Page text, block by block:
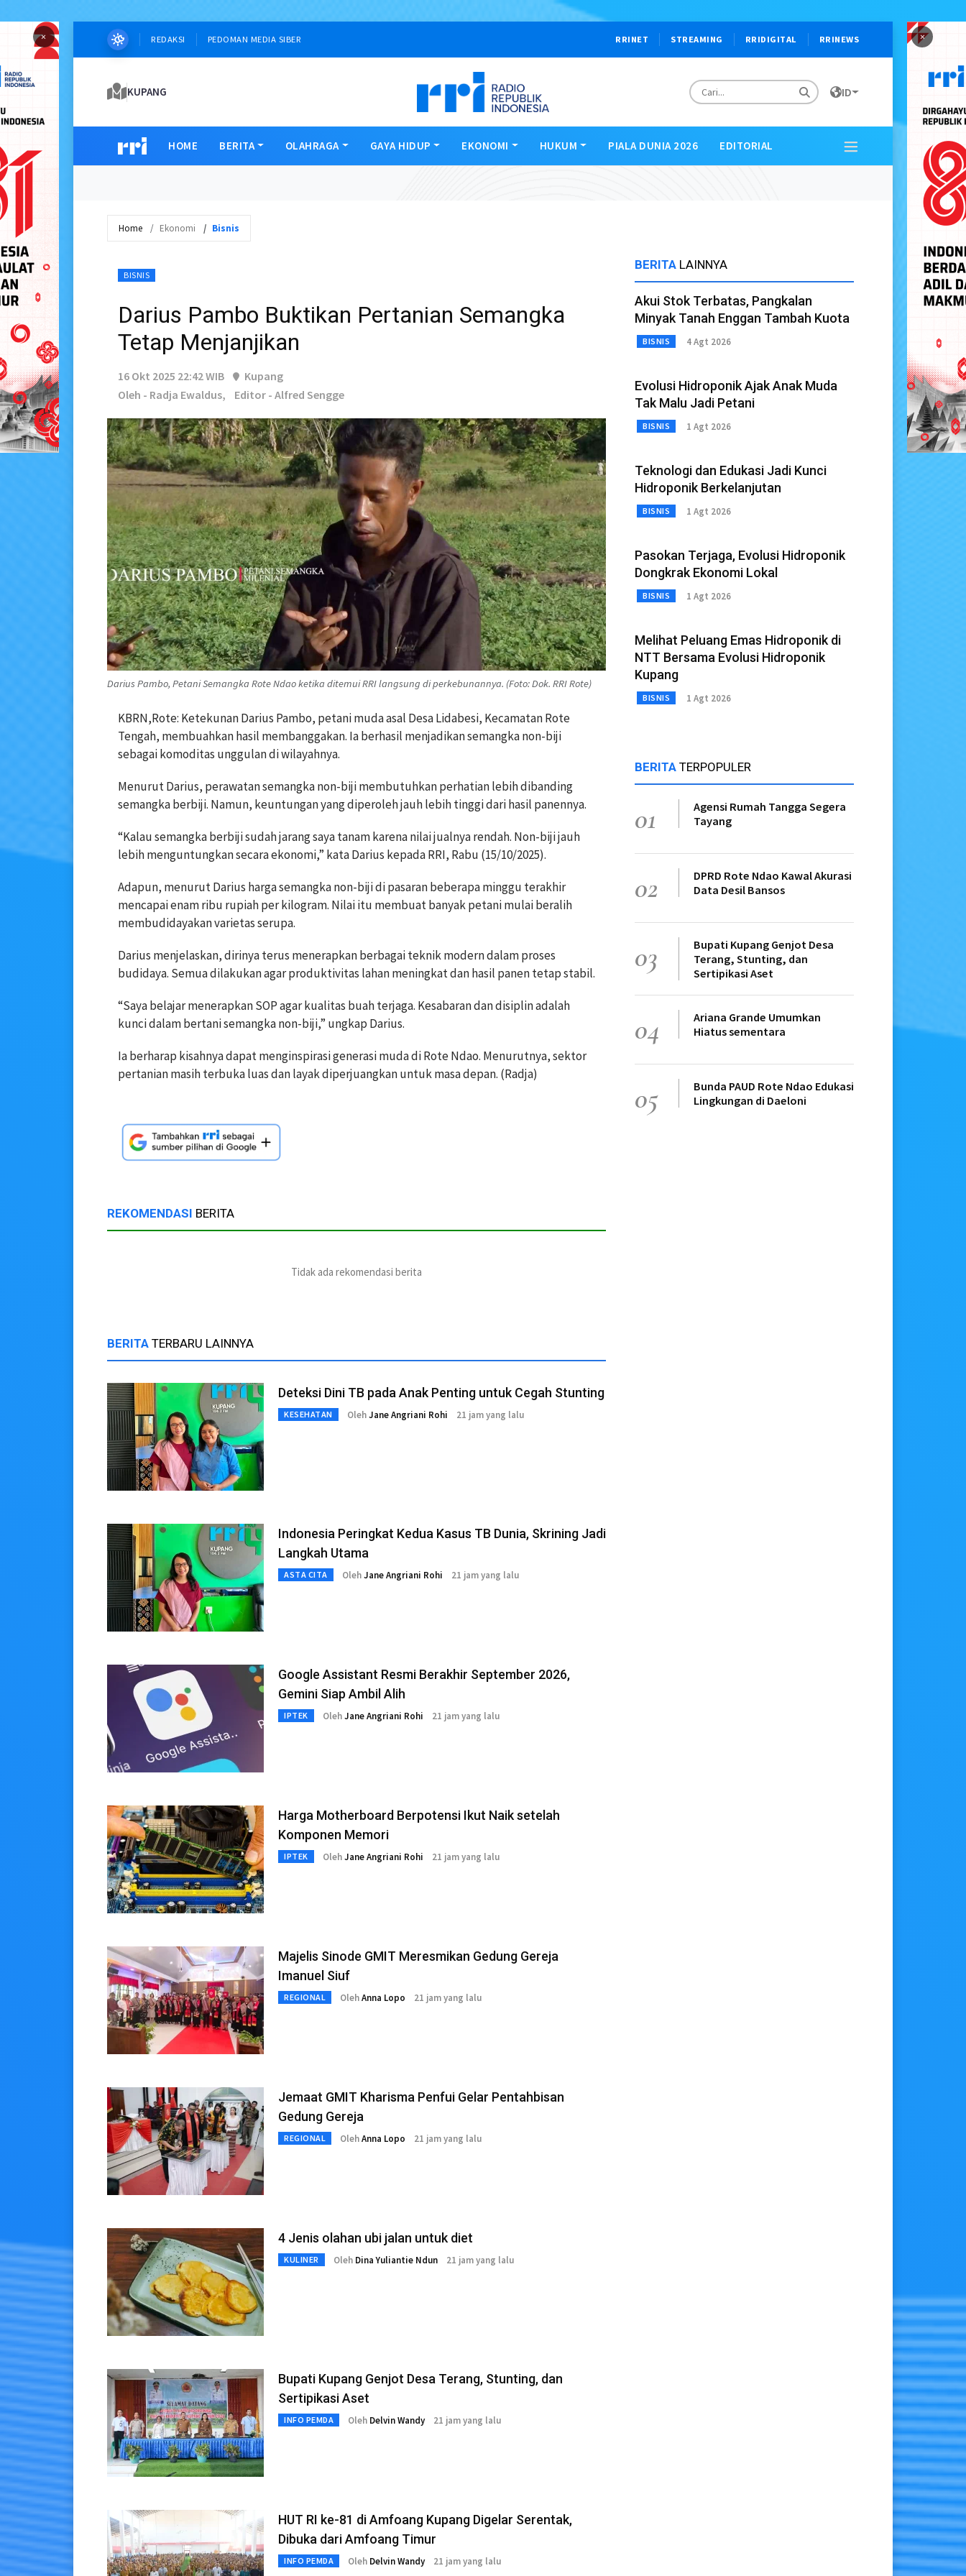
× ×
REDAKSI PEDOMAN MEDIA SIBER RRINET STREAMING RRIDIGITAL RRINEWS
KUPANG ID
HOME BERITA OLAHRAGA GAYA HIDUP EKONOMI HUKUM PIALA DUNIA 2026 EDITORIAL
Home Ekonomi Bisnis
BISNIS
Darius Pambo Buktikan Pertanian Semangka
Tetap Menjanjikan
16 Okt 2025 22:42 WIB
Kupang
Oleh - Radja Ewaldus,
Editor - Alfred Sengge
Darius Pambo, Petani Semangka Rote Ndao ketika ditemui RRI langsung di perkebunannya. (Foto: Dok. RRI Rote)
KBRN,Rote: Ketekunan Darius Pambo, petani muda asal Desa Lidabesi, Kecamatan Rote
Tengah, membuahkan hasil membanggakan. Ia berhasil menjadikan semangka non-biji
sebagai komoditas unggulan di wilayahnya.
Menurut Darius, perawatan semangka non-biji membutuhkan perhatian lebih dibanding
semangka berbiji. Namun, keuntungan yang diperoleh jauh lebih tinggi dari hasil panennya.
“Kalau semangka berbiji sudah jarang saya tanam karena nilai jualnya rendah. Non-biji jauh
lebih menguntungkan secara ekonomi,” kata Darius kepada RRI, Rabu (15/10/2025).
Adapun, menurut Darius harga semangka non-biji di pasaran beberapa minggu terakhir
mencapai enam ribu rupiah per kilogram. Nilai itu membuat banyak petani mulai beralih
membudidayakan varietas serupa.
Darius menjelaskan, dirinya terus menerapkan berbagai teknik modern dalam proses
budidaya. Semua dilakukan agar produktivitas lahan meningkat dan hasil panen tetap stabil.
“Saya belajar menerapkan SOP agar kualitas buah terjaga. Kesabaran dan disiplin adalah
kunci dalam bertani semangka non-biji,” ungkap Darius.
Ia berharap kisahnya dapat menginspirasi generasi muda di Rote Ndao. Menurutnya, sektor
pertanian masih terbuka luas dan layak diperjuangkan untuk masa depan. (Radja)
REKOMENDASI BERITA
Tidak ada rekomendasi berita
BERITA TERBARU LAINNYA
Deteksi Dini TB pada Anak Penting untuk Cegah Stunting
KESEHATAN OlehJane Angriani Rohi 21 jam yang lalu
Indonesia Peringkat Kedua Kasus TB Dunia, Skrining Jadi
Langkah Utama
ASTA CITA OlehJane Angriani Rohi 21 jam yang lalu
Google Assistant Resmi Berakhir September 2026,
Gemini Siap Ambil Alih
IPTEK OlehJane Angriani Rohi 21 jam yang lalu
Harga Motherboard Berpotensi Ikut Naik setelah
Komponen Memori
IPTEK OlehJane Angriani Rohi 21 jam yang lalu
Majelis Sinode GMIT Meresmikan Gedung Gereja
Imanuel Siuf
REGIONAL OlehAnna Lopo 21 jam yang lalu
Jemaat GMIT Kharisma Penfui Gelar Pentahbisan
Gedung Gereja
REGIONAL OlehAnna Lopo 21 jam yang lalu
4 Jenis olahan ubi jalan untuk diet
KULINER Oleh Dina Yuliantie Ndun 21 jam yang lalu
Bupati Kupang Genjot Desa Terang, Stunting, dan
Sertipikasi Aset
INFO PEMDA Oleh Delvin Wandy 21 jam yang lalu
HUT RI ke-81 di Amfoang Kupang Digelar Serentak,
Dibuka dari Amfoang Timur
INFO PEMDA Oleh Delvin Wandy 21 jam yang lalu
BERITA LAINNYA
Akui Stok Terbatas, Pangkalan
Minyak Tanah Enggan Tambah Kuota
BISNIS 4 Agt 2026
Evolusi Hidroponik Ajak Anak Muda
Tak Malu Jadi Petani
BISNIS 1 Agt 2026
Teknologi dan Edukasi Jadi Kunci
Hidroponik Berkelanjutan
BISNIS 1 Agt 2026
Pasokan Terjaga, Evolusi Hidroponik
Dongkrak Ekonomi Lokal
BISNIS 1 Agt 2026
Melihat Peluang Emas Hidroponik di
NTT Bersama Evolusi Hidroponik
Kupang
BISNIS 1 Agt 2026
BERITA TERPOPULER
01
Agensi Rumah Tangga Segera
Tayang
02
DPRD Rote Ndao Kawal Akurasi
Data Desil Bansos
03
Bupati Kupang Genjot Desa
Terang, Stunting, dan
Sertipikasi Aset
04
Ariana Grande Umumkan
Hiatus sementara
05
Bunda PAUD Rote Ndao Edukasi
Lingkungan di Daeloni